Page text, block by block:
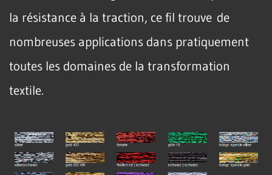
la résistance à la traction, ce fil trouve de
nombreuses applications dans pratiquement
toutes les domaines de la transformation
textile.